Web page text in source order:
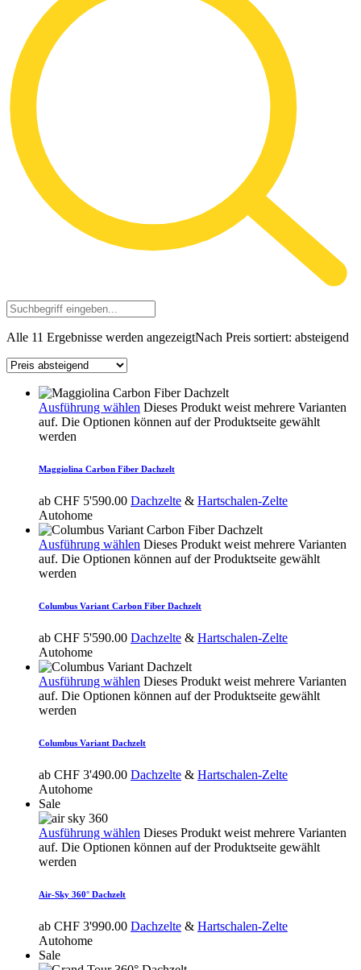
Alle 11 Ergebnisse werden angezeigtNach Preis sortiert: absteigend
Ausführung wählen Dieses Produkt weist mehrere Varianten
auf. Die Optionen können auf der Produktseite gewählt
werden
Maggiolina Carbon Fiber Dachzelt
ab CHF 5'590.00 Dachzelte & Hartschalen-Zelte
Autohome
Ausführung wählen Dieses Produkt weist mehrere Varianten
auf. Die Optionen können auf der Produktseite gewählt
werden
Columbus Variant Carbon Fiber Dachzelt
ab CHF 5'590.00 Dachzelte & Hartschalen-Zelte
Autohome
Ausführung wählen Dieses Produkt weist mehrere Varianten
auf. Die Optionen können auf der Produktseite gewählt
werden
Columbus Variant Dachzelt
ab CHF 3'490.00 Dachzelte & Hartschalen-Zelte
Autohome
Sale
Ausführung wählen Dieses Produkt weist mehrere Varianten
auf. Die Optionen können auf der Produktseite gewählt
werden
Air-Sky 360° Dachzelt
ab CHF 3'990.00 Dachzelte & Hartschalen-Zelte
Autohome
Sale